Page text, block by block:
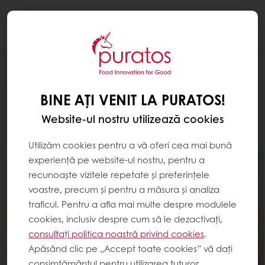
BINE AȚI VENIT LA PURATOS!
Website-ul nostru utilizează cookies
Utilizăm cookies pentru a vă oferi cea mai bună
experiență pe website-ul nostru, pentru a
recunoaște vizitele repetate și preferințele
voastre, precum și pentru a măsura și analiza
traficul. Pentru a afla mai multe despre modulele
cookies, inclusiv despre cum să le dezactivați,
consultați politica noastră privind cookies.
Apăsând clic pe „Accept toate cookies” vă dați